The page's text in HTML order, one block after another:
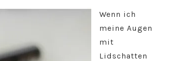
Wenn ich
meine Augen
mit
Lidschatten